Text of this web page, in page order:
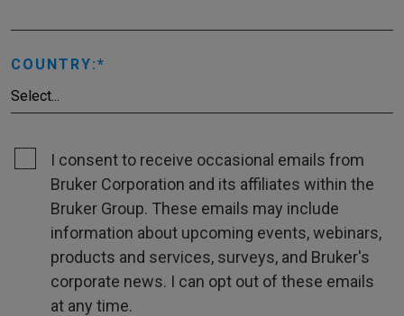
COUNTRY:
I consent to receive occasional emails from
Bruker Corporation and its affiliates within the
Bruker Group. These emails may include
information about upcoming events, webinars,
products and services, surveys, and Bruker's
corporate news. I can opt out of these emails
at any time.